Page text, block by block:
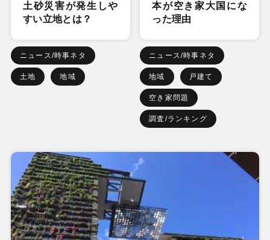
土砂災害が発生しや
すい立地とは？
ニュース/時事ネタ
土地 地域
本が空き家大国にな
った理由
ニュース/時事ネタ
地域 戸建て
空き家問題
調査/ランキング